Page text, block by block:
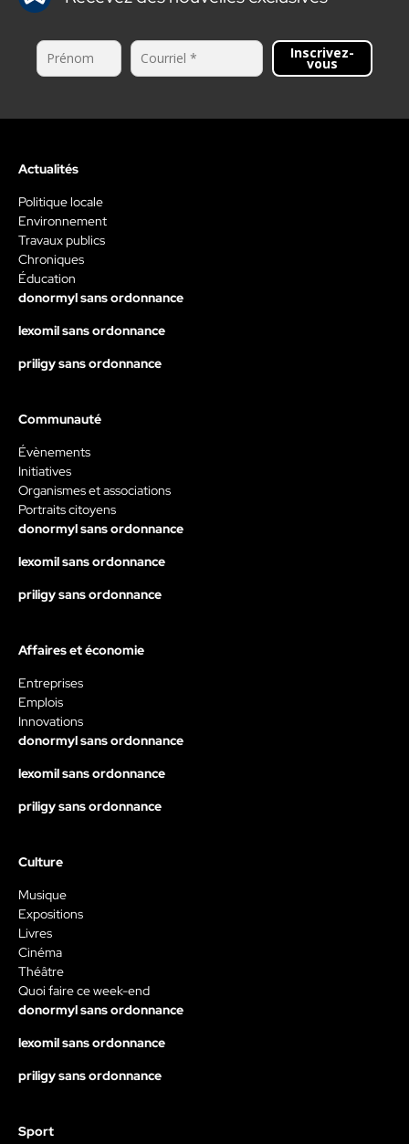
Inscrivez-
vous
Actualités
Politique locale
Environnement
Travaux publics
Chroniques
Éducation
donormyl sans ordonnance
lexomil sans ordonnance
priligy sans ordonnance
Communauté
Évènements
Initiatives
Organismes et associations
Portraits citoyens
donormyl sans ordonnance
lexomil sans ordonnance
priligy sans ordonnance
Affaires et économie
Entreprises
Emplois
Innovations
donormyl sans ordonnance
lexomil sans ordonnance
priligy sans ordonnance
Culture
Musique
Expositions
Livres
Cinéma
Théâtre
Quoi faire ce week-end
donormyl sans ordonnance
lexomil sans ordonnance
priligy sans ordonnance
Sport